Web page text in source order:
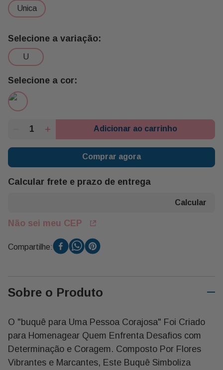
Medidas
Largura:28 Cm
Comprimento:28 Cm
u
unica
Adicionar ao carrinho
Comprar agora
Calcular frete e prazo de entrega
Não sei meu CEP
Compartilhe:
Sobre o Produto
O "buquê para Uma Pessoa Corajosa" Foi Criado
para Homenagear Quem Enfrenta Desafios com
Determinação e Coragem. Composto Por Flores
Vibrantes e Marcantes, Este Buquê Simboliza